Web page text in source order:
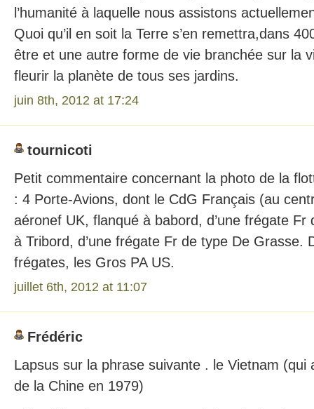
l’humanité à laquelle nous assistons
Quoi qu’il en soit la Terre s’en remettra,dans
être et une autre forme de vie branchée sur la
fleurir la planète de tous ses jardins.
juin 8th, 2012 at 17:24
tournicoti
Petit commentaire concernant la photo de la
: 4 Porte-Avions, dont le CdG Français (au
aéronef UK, flanqué à babord, d’une frégate
à Tribord, d’une frégate Fr de type De Grasse.
frégates, les Gros PA US.
juillet 6th, 2012 at 11:07
Frédéric
Lapsus sur la phrase suivante . le Vietnam (qui
de la Chine en 1979)